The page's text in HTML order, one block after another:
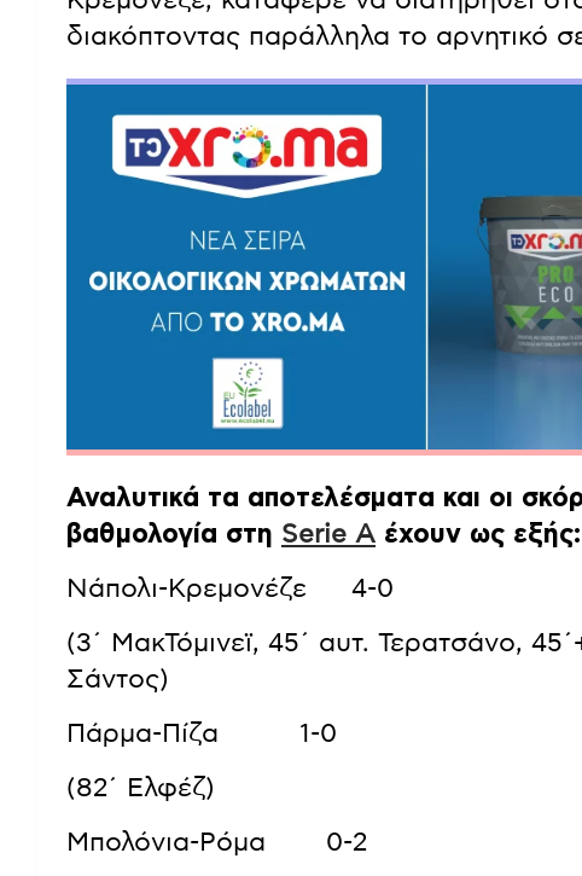
διακόπτοντας παράλληλα το αρνητικό
Αναλυτικά τα αποτελέσματα και οι
βαθμολογία στη Serie A έχουν ως εξής:
Νάπολι-Κρεμονέζε 4-0
(3΄ ΜακΤόμινεϊ, 45΄ αυτ. Τερατσάνο,
Σάντος)
Πάρμα-Πίζα 1-0
(82΄ Ελφέζ)
Μπολόνια-Ρόμα 0-2